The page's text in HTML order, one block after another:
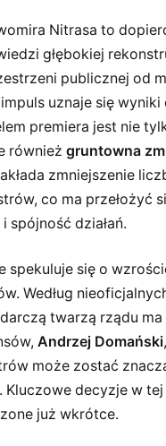
Nitrasa to
głębokiej
publicznej od
uznaje się
premiera jest nie
również gruntowna
zmniejszenie
co ma przełożyć
spójność działań.
spekuluje się o
Według
twarzą rządu
Andrzej Domański
może zostać
Kluczowe decyzje w tej
już wkrótce.